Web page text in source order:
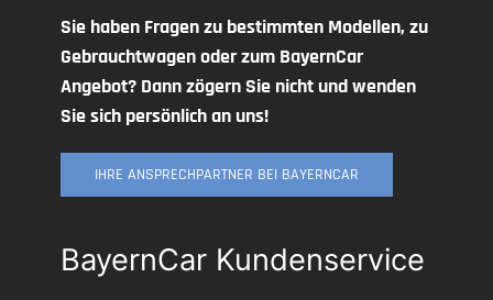
Sie haben Fragen zu bestimmten Modellen, zu
Gebrauchtwagen oder zum BayernCar
Angebot? Dann zögern Sie nicht und wenden
Sie sich persönlich an uns!
IHRE ANSPRECHPARTNER BEI BAYERNCAR
BayernCar Kundenservice